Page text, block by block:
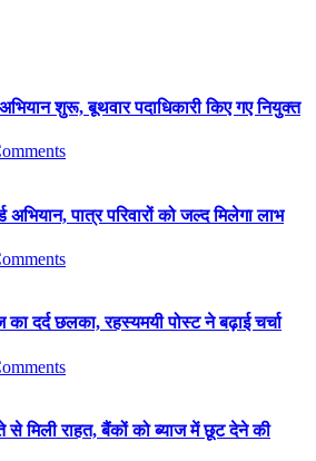
शुरू, बूथवार पदाधिकारी किए गए नियुक्त
पात्र परिवारों को जल्द मिलेगा लाभ
दर्द छलका, रहस्यमयी पोस्ट ने बढ़ाई चर्चा
मिली राहत, बैंकों को ब्याज में छूट देने की